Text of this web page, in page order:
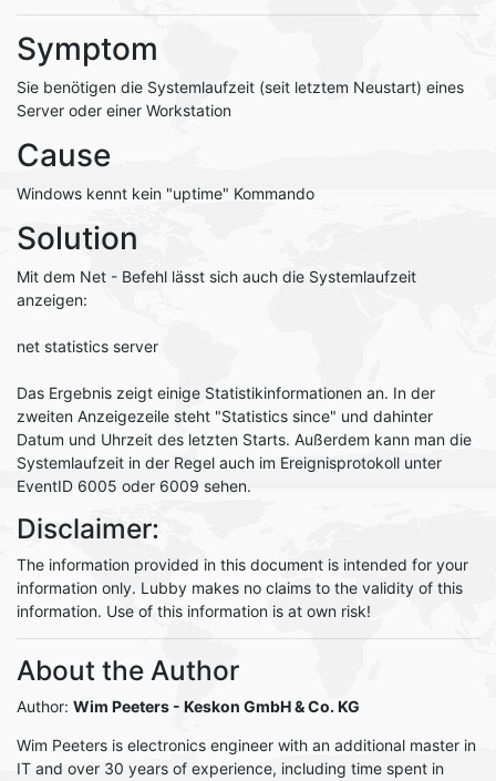
Symptom
Sie benötigen die Systemlaufzeit (seit letztem Neustart) eines
Server oder einer Workstation
Cause
Windows kennt kein "uptime" Kommando
Solution
Mit dem Net - Befehl lässt sich auch die Systemlaufzeit
anzeigen:
net statistics server
Das Ergebnis zeigt einige Statistikinformationen an. In der
zweiten Anzeigezeile steht "Statistics since" und dahinter
Datum und Uhrzeit des letzten Starts. Außerdem kann man die
Systemlaufzeit in der Regel auch im Ereignisprotokoll unter
EventID 6005 oder 6009 sehen.
Disclaimer:
The information provided in this document is intended for your
information only. Lubby makes no claims to the validity of this
information. Use of this information is at own risk!
About the Author
Author: Wim Peeters - Keskon GmbH & Co. KG
Wim Peeters is electronics engineer with an additional master in
IT and over 30 years of experience, including time spent in